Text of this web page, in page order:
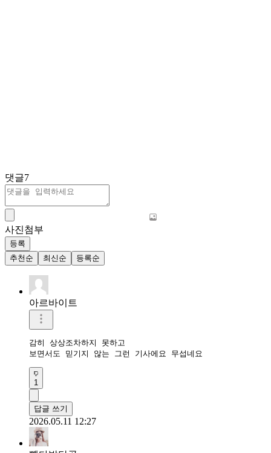
댓글7
사진첨부
등록
추천순
최신순 등록순
아르바이트
감히 상상조차하지 못하고
보면서도 믿기지 않는 그런 기사에요 무섭네요
1
답글 쓰기
2026.05.11 12:27